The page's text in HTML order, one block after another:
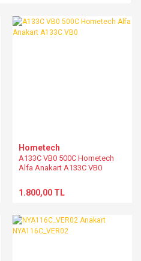
Hometech
A133C VB0 500C Hometech
Alfa Anakart A133C VB0
1.800,00 TL